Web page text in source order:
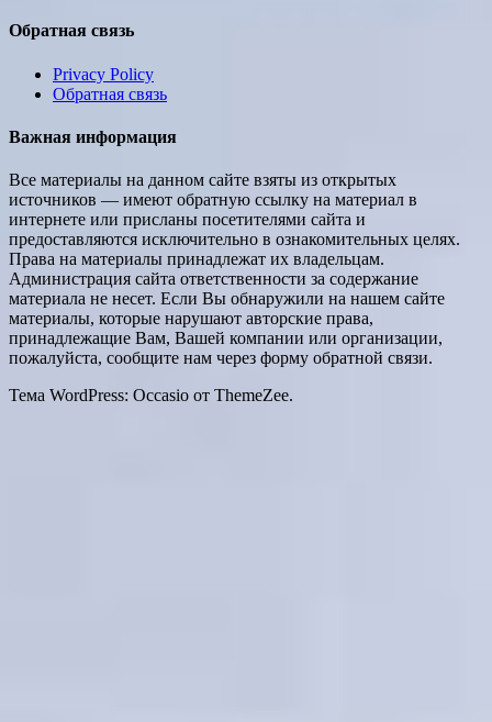
Обратная связь
Privacy Policy
Обратная связь
Важная информация
Все материалы на данном сайте взяты из открытых
источников — имеют обратную ссылку на материал в
интернете или присланы посетителями сайта и
предоставляются исключительно в ознакомительных целях.
Права на материалы принадлежат их владельцам.
Администрация сайта ответственности за содержание
материала не несет. Если Вы обнаружили на нашем сайте
материалы, которые нарушают авторские права,
принадлежащие Вам, Вашей компании или организации,
пожалуйста, сообщите нам через форму обратной связи.
Тема WordPress: Occasio от ThemeZee.